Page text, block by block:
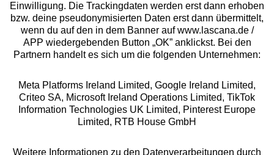
Rechtliches
Alle Preise inkl. MwSt., zzgl.
Versandkosten
** Bonität vorausgesetzt, berechtigt zur Bonitätsprüfung
Einwilligung. Die Trackingdaten werden erst dann erhoben
bzw. deine pseudonymisierten Daten erst dann übermittelt,
wenn du auf den in dem Banner auf www.lascana.de /
APP wiedergebenden Button „OK” anklickst. Bei den
Partnern handelt es sich um die folgenden Unternehmen:
Meta Platforms Ireland Limited, Google Ireland Limited,
Criteo SA, Microsoft Ireland Operations Limited, TikTok
Information Technologies UK Limited, Pinterest Europe
Limited, RTB House GmbH
Weitere Informationen zu den Datenverarbeitungen durch